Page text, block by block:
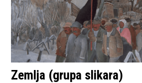
Zemlja (grupa slikara)